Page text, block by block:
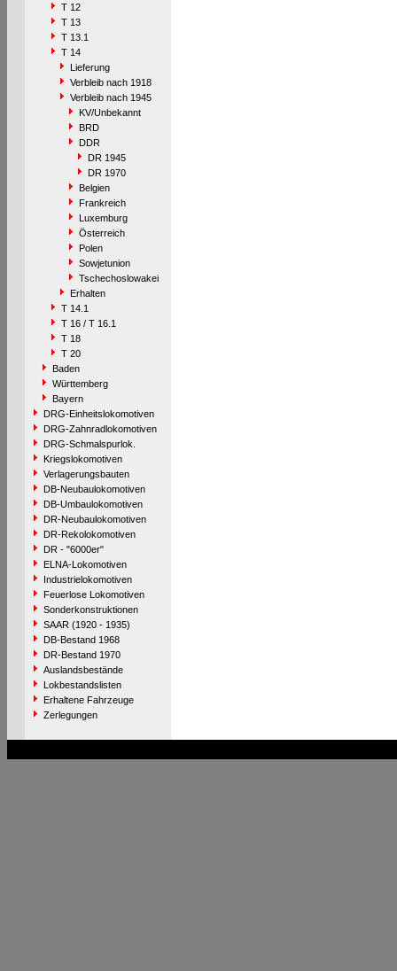
T 12
T 13
T 13.1
T 14
Lieferung
Verbleib nach 1918
Verbleib nach 1945
KV/Unbekannt
BRD
DDR
DR 1945
DR 1970
Belgien
Frankreich
Luxemburg
Österreich
Polen
Sowjetunion
Tschechoslowakei
Erhalten
T 14.1
T 16 / T 16.1
T 18
T 20
Baden
Württemberg
Bayern
DRG-Einheitslokomotiven
DRG-Zahnradlokomotiven
DRG-Schmalspurlok.
Kriegslokomotiven
Verlagerungsbauten
DB-Neubaulokomotiven
DB-Umbaulokomotiven
DR-Neubaulokomotiven
DR-Rekolokomotiven
DR - "6000er"
ELNA-Lokomotiven
Industrielokomotiven
Feuerlose Lokomotiven
Sonderkonstruktionen
SAAR (1920 - 1935)
DB-Bestand 1968
DR-Bestand 1970
Auslandsbestände
Lokbestandslisten
Erhaltene Fahrzeuge
Zerlegungen